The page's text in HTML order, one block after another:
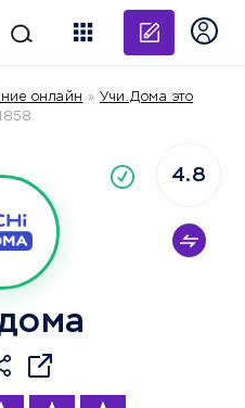
онлайн » Учи.Дома это
4.8